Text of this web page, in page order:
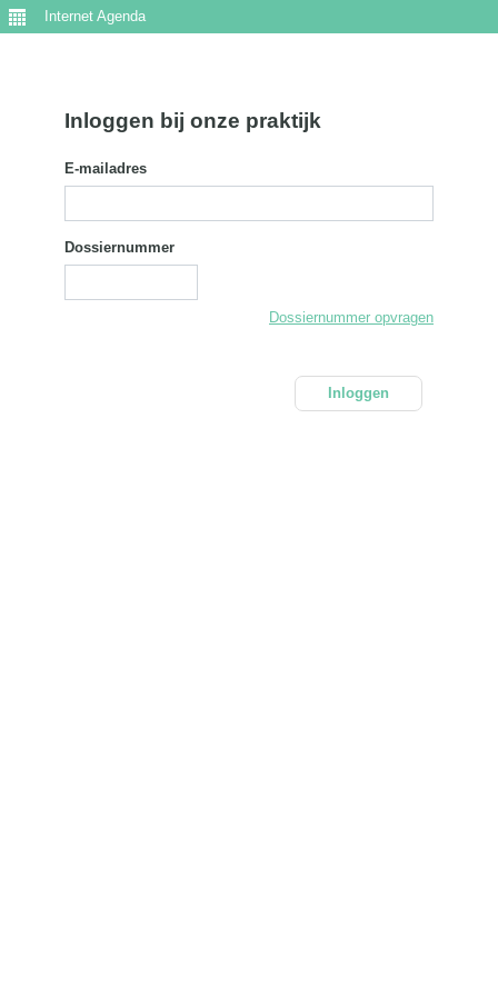
Internet Agenda
Inloggen bij onze praktijk
E-mailadres
Dossiernummer
Dossiernummer opvragen
Inloggen